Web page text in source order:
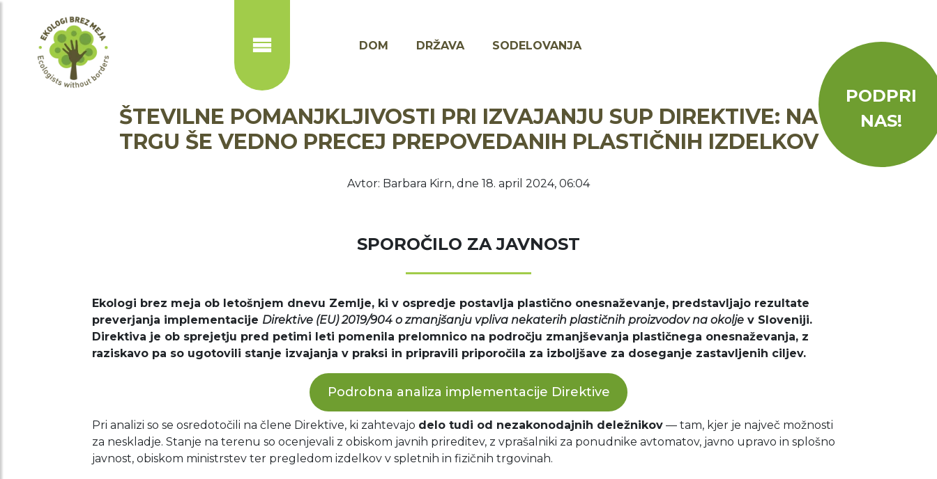
content
MAIN
DOM DRŽAVA SODELOVANJA
PODPRI
NAS!
ŠTEVILNE POMANJKLJIVOSTI PRI IZVAJANJU SUP DIREKTIVE: NA
TRGU ŠE VEDNO PRECEJ PREPOVEDANIH PLASTIČNIH IZDELKOV
Avtor: Barbara Kirn, dne 18. april 2024, 06:04
SPOROČILO ZA JAVNOST
Ekologi brez meja ob letošnjem dnevu Zemlje, ki v ospredje postavlja plastično onesnaževanje, predstavljajo rezultate
preverjanja implementacije Direktive (EU) 2019/904 o zmanjšanju vpliva nekaterih plastičnih proizvodov na okolje v Sloveniji.
Direktiva je ob sprejetju pred petimi leti pomenila prelomnico na področju zmanjševanja plastičnega onesnaževanja, z
raziskavo pa so ugotovili stanje izvajanja v praksi in pripravili priporočila za izboljšave za doseganje zastavljenih ciljev.
Podrobna analiza implementacije Direktive
Pri analizi so se osredotočili na člene Direktive, ki zahtevajo delo tudi od nezakonodajnih deležnikov — tam, kjer je največ možnosti
za neskladje. Stanje na terenu so ocenjevali z obiskom javnih prireditev, z vprašalniki za ponudnike avtomatov, javno upravo in splošno
javnost, obiskom ministrstev ter pregledom izdelkov v spletnih in fizičnih trgovinah.